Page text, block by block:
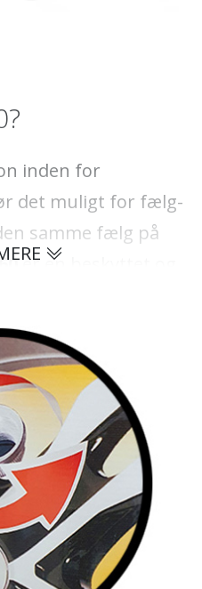
inden for
det muligt for fælg-
samme fælg på
er en beskyttet og
til forskellige
verden. Det
godkendt, hvilket
de mest
i branchen.
verden over
I
inden